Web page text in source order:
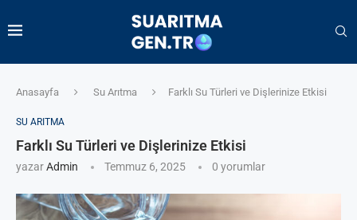
Anasayfa Su Arıtma Farklı Su Türleri ve Dişlerinize Etkisi
SU ARITMA
Farklı Su Türleri ve Dişlerinize Etkisi
yazarAdmin Temmuz 6, 2025 0 yorumlar